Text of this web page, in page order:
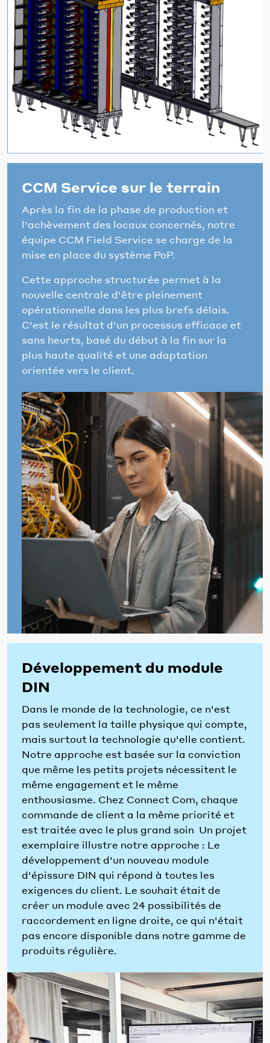
CCM Service sur le terrain
Après la fin de la phase de production et
l'achèvement des locaux concernés, notre
équipe CCM Field Service se charge de la
mise en place du système PoP.
Cette approche structurée permet à la
nouvelle centrale d'être pleinement
opérationnelle dans les plus brefs délais.
C'est le résultat d'un processus efficace et
sans heurts, basé du début à la fin sur la
plus haute qualité et une adaptation
orientée vers le client.
Développement du module
DIN
Dans le monde de la technologie, ce n'est
pas seulement la taille physique qui compte,
mais surtout la technologie qu'elle contient.
Notre approche est basée sur la conviction
que même les petits projets nécessitent le
même engagement et le même
enthousiasme. Chez Connect Com, chaque
commande de client a la même priorité et
est traitée avec le plus grand soin Un projet
exemplaire illustre notre approche : Le
développement d'un nouveau module
d'épissure DIN qui répond à toutes les
exigences du client. Le souhait était de
créer un module avec 24 possibilités de
raccordement en ligne droite, ce qui n'était
pas encore disponible dans notre gamme de
produits régulière.